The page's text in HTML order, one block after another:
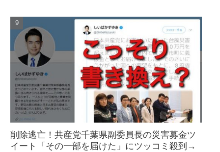
削除逃亡！共産党千葉県副委員長の災害募金ツ
イート「その一部を届けた」にツッコミ殺到→